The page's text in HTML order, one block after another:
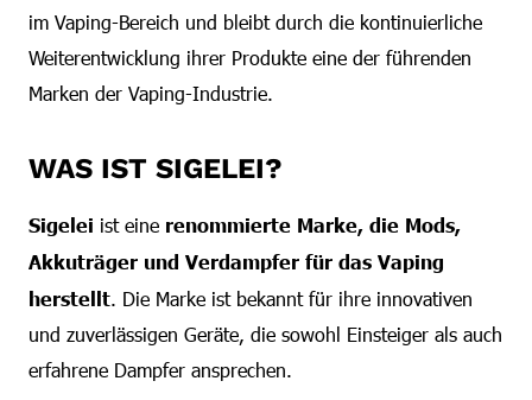
im Vaping-Bereich und bleibt durch die kontinuierliche
Weiterentwicklung ihrer Produkte eine der führenden
Marken der Vaping-Industrie.
WAS IST SIGELEI?
Sigelei ist eine renommierte Marke, die Mods,
Akkuträger und Verdampfer für das Vaping
herstellt. Die Marke ist bekannt für ihre innovativen
und zuverlässigen Geräte, die sowohl Einsteiger als auch
erfahrene Dampfer ansprechen.